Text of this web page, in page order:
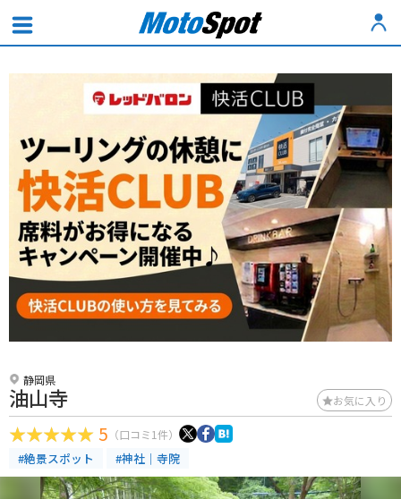
静岡県
油山寺 お気に入り
5 （口コミ1件）
#絶景スポット #神社｜寺院